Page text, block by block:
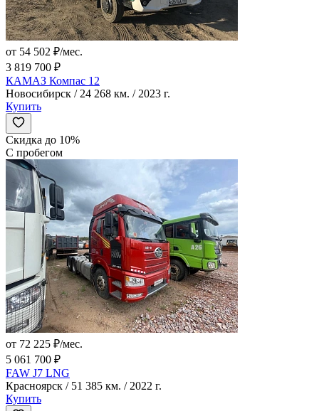
от 54 502 ₽/мес.
3 819 700 ₽
КАМАЗ Компас 12
Новосибирск / 24 268 км. / 2023 г.
Купить
Скидка до 10%
С пробегом
от 72 225 ₽/мес.
5 061 700 ₽
FAW J7 LNG
Красноярск / 51 385 км. / 2022 г.
Купить